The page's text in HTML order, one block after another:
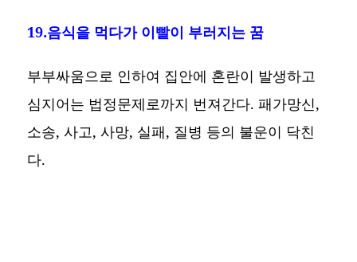
19.음식을 먹다가 이빨이 부러지는 꿈
부부싸움으로 인하여 집안에 혼란이 발생하고
심지어는 법정문제로까지 번져간다. 패가망신,
소송, 사고, 사망, 실패, 질병 등의 불운이 닥친
다.